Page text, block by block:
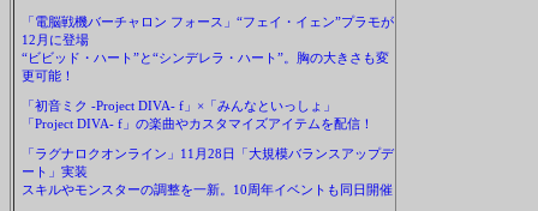
「電脳戦機バーチャロン フォース」“フェイ・イェン”プラモが
12月に登場
“ビビッド・ハート”と“シンデレラ・ハート”。胸の大きさも変
更可能！
「初音ミク -Project DIVA- f」×「みんなといっしょ」
「Project DIVA- f」の楽曲やカスタマイズアイテムを配信！
「ラグナロクオンライン」11月28日「大規模バランスアップデ
ート」実装
スキルやモンスターの調整を一新。10周年イベントも同日開催